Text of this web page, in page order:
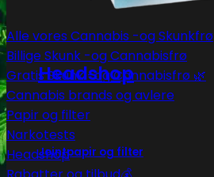
Headshop
Jointpapir og filter
Alle vores Cannabis -og Skunkfrø
Billige Skunk -og Cannabisfrø
Gratis Skunk -og Cannabisfrø 🌿
Cannabis brands og avlere
Papir og filter
Narkotests
Headshop